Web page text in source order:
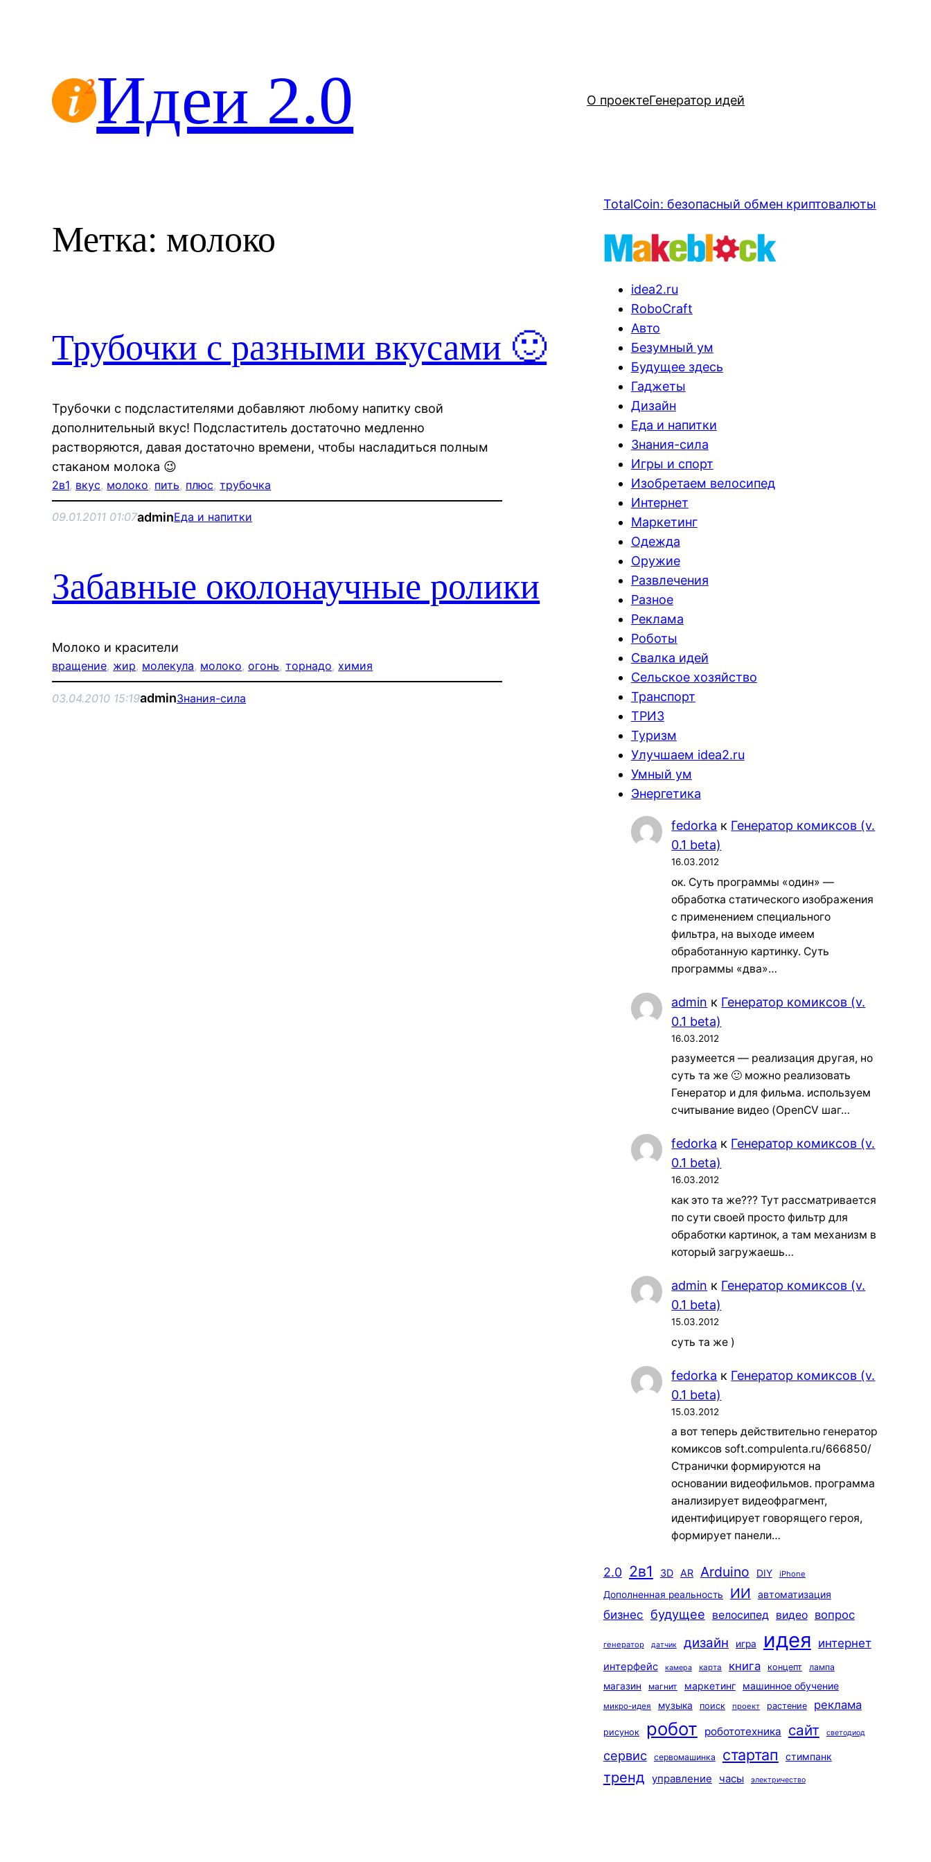
Идеи 2.0 О проектеГенератор идей
Метка: молоко
Трубочки с разными вкусами 🙂
Трубочки с подсластителями добавляют любому напитку свой
дополнительный вкус! Подсластитель достаточно медленно
растворяются, давая достаточно времени, чтобы насладиться полным
стаканом молока 😉
2в1, вкус, молоко, пить, плюс, трубочка
09.01.2011 01:07adminЕда и напитки
Забавные околонаучные ролики
Молоко и красители
вращение, жир, молекула, молоко, огонь, торнадо, химия
03.04.2010 15:19adminЗнания-сила
TotalCoin: безопасный обмен криптовалюты
idea2.ru
RoboCraft
Авто
Безумный ум
Будущее здесь
Гаджеты
Дизайн
Еда и напитки
Знания-сила
Игры и спорт
Изобретаем велосипед
Интернет
Маркетинг
Одежда
Оружие
Развлечения
Разное
Реклама
Роботы
Свалка идей
Сельское хозяйство
Транспорт
ТРИЗ
Туризм
Улучшаем idea2.ru
Умный ум
Энергетика
fedorka к Генератор комиксов (v.
0.1 beta)
16.03.2012
ок. Суть программы «один» —
обработка статического изображения
с применением специального
фильтра, на выходе имеем
обработанную картинку. Суть
программы «два»…
admin к Генератор комиксов (v.
0.1 beta)
16.03.2012
разумеется — реализация другая, но
суть та же 🙂 можно реализовать
Генератор и для фильма. используем
считывание видео (OpenCV шаг…
fedorka к Генератор комиксов (v.
0.1 beta)
16.03.2012
как это та же??? Тут рассматривается
по сути своей просто фильтр для
обработки картинок, а там механизм в
который загружаешь…
admin к Генератор комиксов (v.
0.1 beta)
15.03.2012
суть та же )
fedorka к Генератор комиксов (v.
0.1 beta)
15.03.2012
а вот теперь действительно генератор
комиксов soft.compulenta.ru/666850/
Странички формируются на
основании видеофильмов. программа
анализирует видеофрагмент,
идентифицирует говорящего героя,
формирует панели…
2.0 2в1 3D AR Arduino DIY iPhone
Дополненная реальность ИИ автоматизация
бизнес будущее велосипед видео вопрос
генератор датчик дизайн игра идея интернет
интерфейс камера карта книга концепт лампа
магазин магнит маркетинг машинное обучение
микро-идея музыка поиск проект растение реклама
рисунок робот робототехника сайт светодиод
сервис сервомашинка стартап стимпанк
тренд управление часы электричество